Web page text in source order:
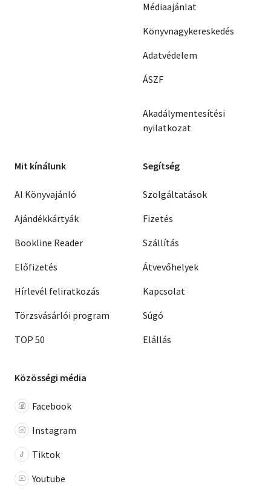
Médiaajánlat
Könyvnagykereskedés
Adatvédelem
ÁSZF
Akadálymentesítési
nyilatkozat
Mit kínálunk
AI Könyvajánló
Ajándékkártyák
Bookline Reader
Előfizetés
Hírlevél feliratkozás
Törzsvásárlói program
TOP 50
Segítség
Szolgáltatások
Fizetés
Szállítás
Átvevőhelyek
Kapcsolat
Súgó
Elállás
Közösségi média
Facebook
Instagram
Tiktok
Youtube